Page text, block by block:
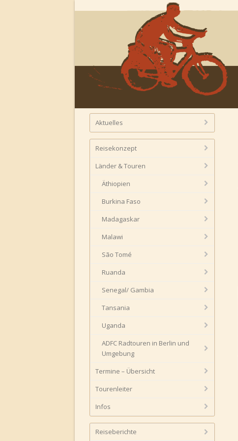
Aktuelles
Reisekonzept
Länder & Touren
Äthiopien
Burkina Faso
Madagaskar
Malawi
São Tomé
Ruanda
Senegal/ Gambia
Tansania
Uganda
ADFC Radtouren in Berlin und
Umgebung
Termine – Übersicht
Tourenleiter
Infos
Reiseberichte